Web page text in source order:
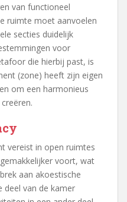
van functioneel
ruimte moet aanvoelen
secties duidelijk
voor
die hierbij past, is
(zone) heeft zijn eigen
om een harmonieus
vereist in open ruimtes
voort, wat
aan akoestische
deel van de kamer